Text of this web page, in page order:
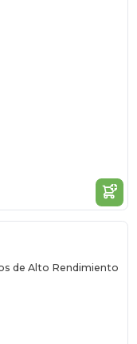
de Alto Rendimiento